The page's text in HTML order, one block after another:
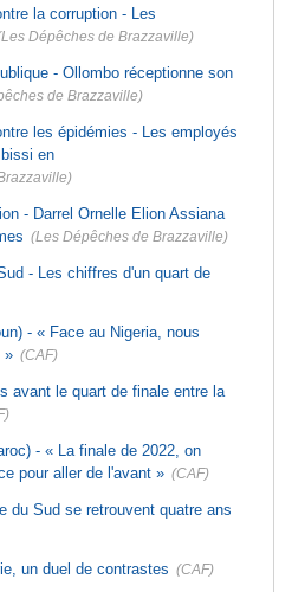
la corruption - Les
Dépêches de Brazzaville)
- Ollombo réceptionne son
de Brazzaville)
les épidémies - Les employés
en
- Darrel Ornelle Elion Assiana
(Les Dépêches de Brazzaville)
- Les chiffres d'un quart de
- « Face au Nigeria, nous
» (CAF)
avant le quart de finale entre la
- « La finale de 2022, on
pour aller de l'avant » (CAF)
du Sud se retrouvent quatre ans
un duel de contrastes (CAF)